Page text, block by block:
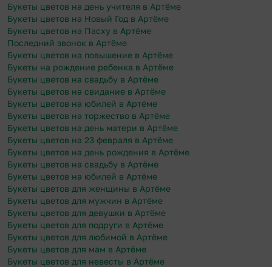
Букеты цветов на день учителя в Артёме
Букеты цветов на Новый Год в Артёме
Букеты цветов на Пасху в Артёме
Последний звонок в Артёме
Букеты цветов на повышение в Артёме
Букеты на рождение ребенка в Артёме
Букеты цветов на свадьбу в Артёме
Букеты цветов на свидание в Артёме
Букеты цветов на юбилей в Артёме
Букеты цветов на торжество в Артёме
Букеты цветов на день матери в Артёме
Букеты цветов на 23 февраля в Артёме
Букеты цветов на день рождения в Артёме
Букеты цветов на свадьбу в Артёме
Букеты цветов на юбилей в Артёме
Букеты цветов для женщины в Артёме
Букеты цветов для мужчин в Артёме
Букеты цветов для девушки в Артёме
Букеты цветов для подруги в Артёме
Букеты цветов для любимой в Артёме
Букеты цветов для мам в Артёме
Букеты цветов для невесты в Артёме